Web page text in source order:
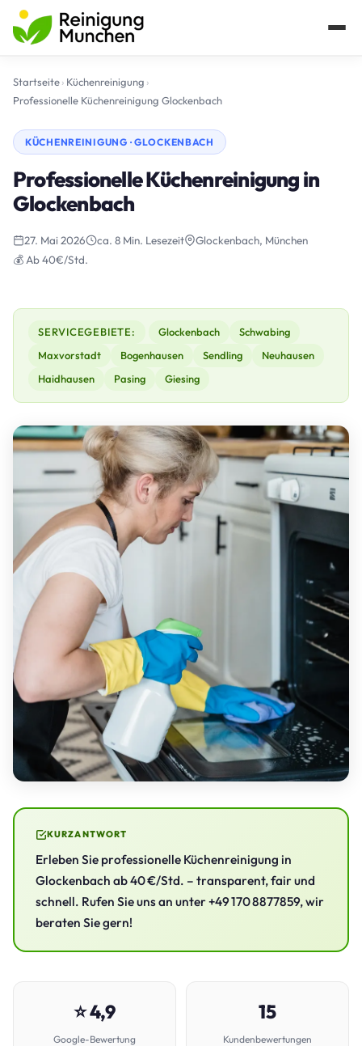
Startseite› Küchenreinigung ›
Professionelle Küchenreinigung Glockenbach
KÜCHENREINIGUNG · GLOCKENBACH
Professionelle Küchenreinigung in
Glockenbach
27. Mai 2026 ca. 8 Min. Lesezeit
Glockenbach, München
💰 Ab 40€/Std.
SERVICEGEBIETE: Glockenbach
Schwabing
Maxvorstadt
Bogenhausen Sendling
Neuhausen
Haidhausen
Pasing Giesing
KURZANTWORT
Erleben Sie professionelle Küchenreinigung in
Glockenbach ab 40 €/Std. – transparent, fair und
schnell. Rufen Sie uns an unter +49 170 8877859, wir
beraten Sie gern!
⭐ 4,9
Google-Bewertung
15
Kundenbewertungen